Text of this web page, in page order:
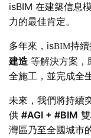
isBIM 在建築信息
力的最佳肯定。
多年來，isBIM持
建造 等解決方案，
全施工，並完成全
未來，我們將持續
供 #AGI + #BIM
灣區乃至全國城市